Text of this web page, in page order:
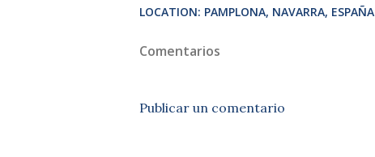
LOCATION: PAMPLONA, NAVARRA, ESPAÑA
Comentarios
Publicar un comentario